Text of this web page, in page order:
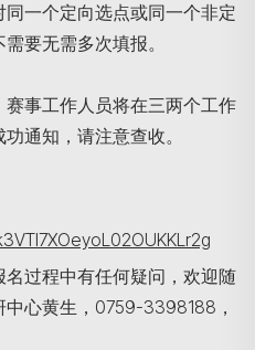
一个定向选点或同一个非定
要无需多次填报。
赛事工作人员将在三两个工作
通知，请注意查收。
过程中有任何疑问，欢迎随
心黄生，0759-3398188，